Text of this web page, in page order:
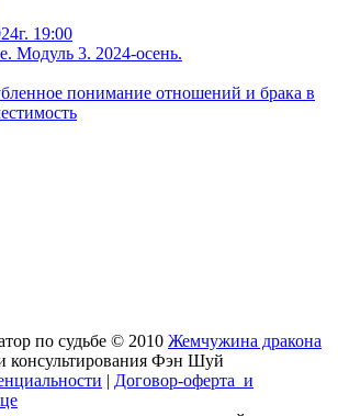
19:00
Модуль 3. 2024-осень.
понимание отношений и брака в
© 2010 Жемчужина дракона
консультирования Фэн Шуй
| Договор-оферта и